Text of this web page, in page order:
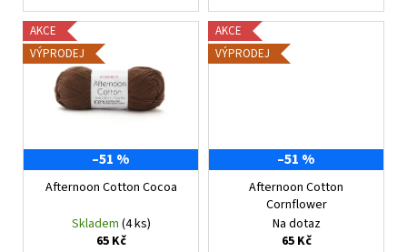
AKCE
VÝPRODEJ
–51 %
Afternoon Cotton Cocoa
Skladem (4 ks)
65 Kč
AKCE
VÝPRODEJ
–51 %
Afternoon Cotton
Cornflower
Na dotaz
65 Kč